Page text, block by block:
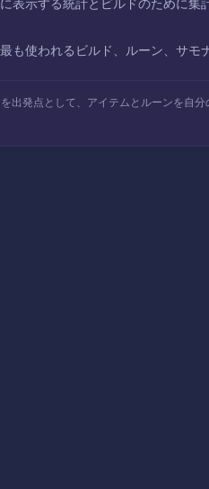
示する統計とビルドのために集
も使われるビルド、ルーン、サモ
出発点として、アイテムとルーンを自